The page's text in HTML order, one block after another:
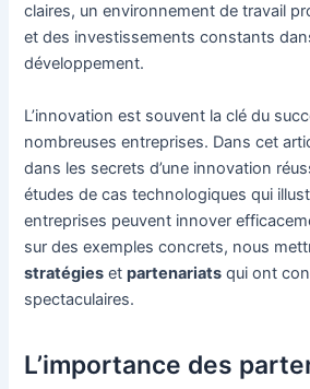
claires, un environnement de travail
et des investissements constants
développement.
L’innovation est souvent la clé du
nombreuses entreprises. Dans cet
dans les secrets d’une innovation
études de cas technologiques qui
entreprises peuvent innover
sur des exemples concrets, nous
stratégies etpartenariats qui ont
spectaculaires.
L’importance des